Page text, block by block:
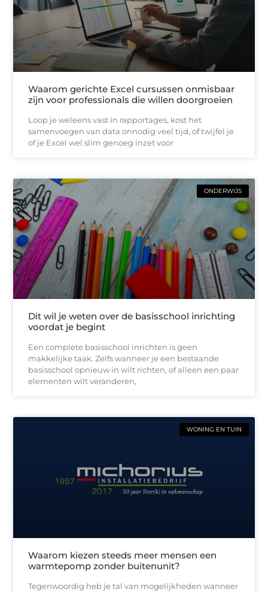
Waarom gerichte Excel cursussen onmisbaar
zijn voor professionals die willen doorgroeien
Loop je weleens vast in rapportages, kost het
samenvoegen van data onnodig veel tijd, of twijfel je
of je Excel wel slim genoeg inzet voor
ONDERWIJS
Dit wil je weten over de basisschool inrichting
voordat je begint
Een complete basisschool inrichten is geen
makkelijke taak. Zelfs wanneer je een bestaande
basisschool opnieuw in wilt richten, of alleen een paar
elementen wilt veranderen,
WONING EN TUIN
Waarom kiezen steeds meer mensen een
warmtepomp zonder buitenunit?
Tegenwoordig heb je tal van mogelijkheden wanneer